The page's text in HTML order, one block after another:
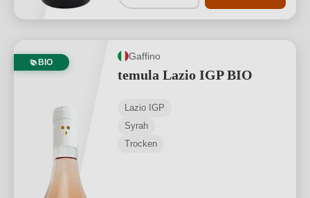
BIO
Gaffino
temula Lazio IGP BIO
Lazio IGP
Syrah
Trocken